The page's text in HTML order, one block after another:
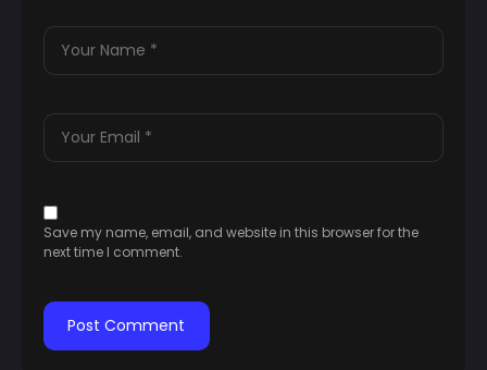
Save my name, email, and website in this browser for the
next time I comment.